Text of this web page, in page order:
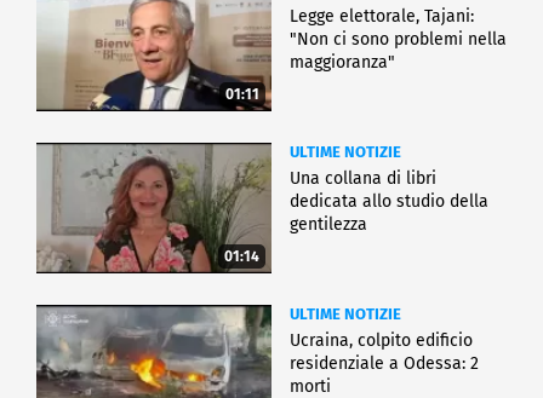
01:11
Legge elettorale, Tajani:
"Non ci sono problemi nella
maggioranza"
01:14
ULTIME NOTIZIE
Una collana di libri
dedicata allo studio della
gentilezza
ULTIME NOTIZIE
Ucraina, colpito edificio
residenziale a Odessa: 2
morti